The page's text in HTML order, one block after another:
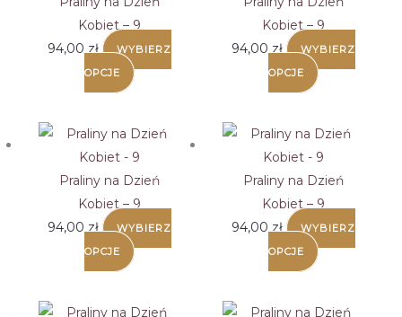
Kobiet – 9
94,00 zł
WYBIERZ
OPCJE
Kobiet – 9
94,00 zł
WYBIERZ
OPCJE
Praliny na Dzień
Kobiet – 9
94,00 zł
WYBIERZ
OPCJE
Praliny na Dzień
Kobiet – 9
94,00 zł
WYBIERZ
OPCJE